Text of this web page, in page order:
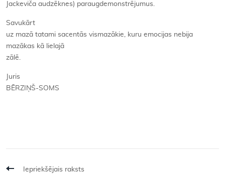
Jackeviča audzēknes) paraugdemonstrējumus.
Savukārt
uz mazā tatami sacentās vismazākie, kuru emocijas nebija
mazākas kā lielajā
zālē.
Juris
BĒRZIŅŠ-SOMS
Iepriekšējais raksts